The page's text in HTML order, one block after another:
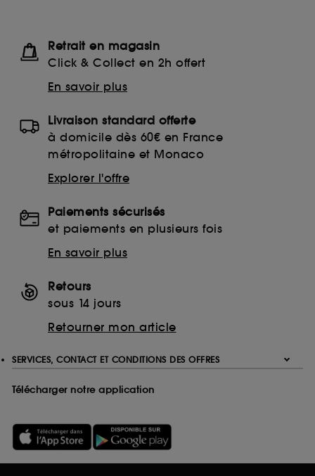
Retrait en magasin
Click & Collect en 2h offert
En savoir plus
Livraison standard offerte
à domicile dès 60€ en France
métropolitaine et Monaco
Explorer l'offre
Paiements sécurisés
et paiements en plusieurs fois
En savoir plus
Retours
sous 14 jours
Retourner mon article
SERVICES, CONTACT ET CONDITIONS DES OFFRES
Télécharger notre application